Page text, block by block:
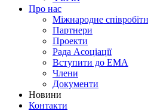
Про нас
Міжнародне
Партнери
Проекти
Рада Асоціації
Вступити до ЕМА
Члени
Документи
Новини
Контакти